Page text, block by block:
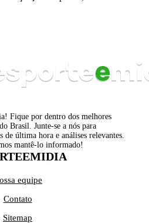
Fique por dentro dos melhores
Brasil. Junte-se a nós para
de última hora e análises relevantes.
mantê-lo informado!
equipe
Contato
Sitemap